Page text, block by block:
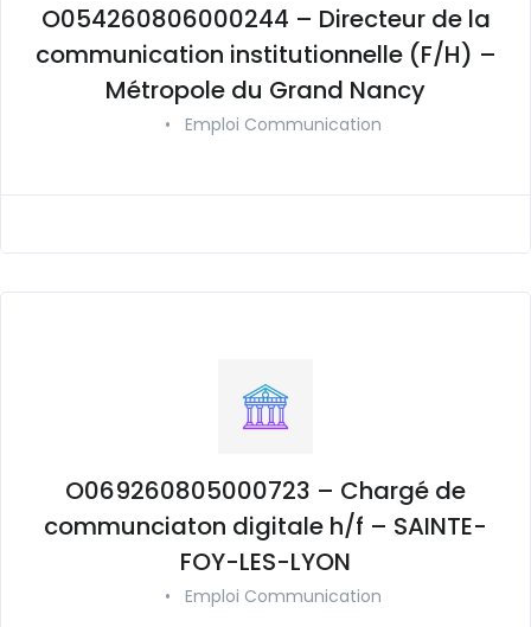
O054260806000244 – Directeur de la
communication institutionnelle (F/H) –
Métropole du Grand Nancy
• Emploi Communication
O069260805000723 – Chargé de
communciaton digitale h/f – SAINTE-
FOY-LES-LYON
• Emploi Communication